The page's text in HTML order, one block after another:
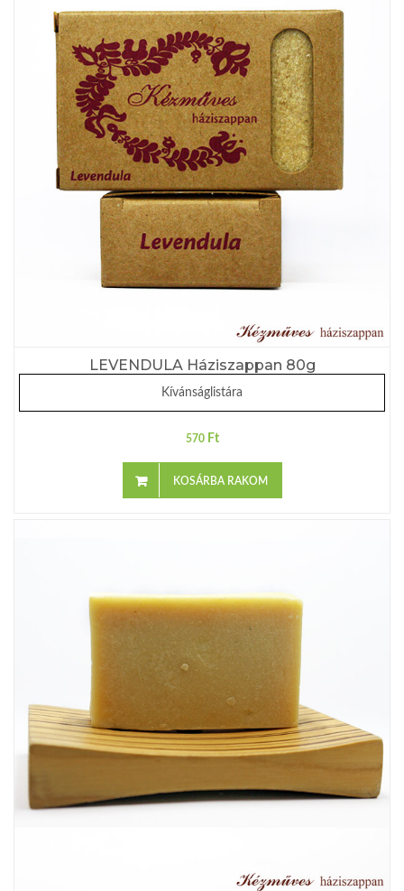
LEVENDULA Háziszappan 80g
Kívánságlistára
570 Ft
KOSÁRBA RAKOM